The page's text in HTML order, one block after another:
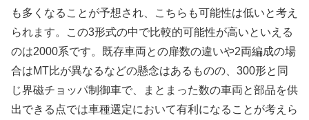
も多くなることが予想され、こちらも可能性は低いと考え
られます。この3形式の中で比較的可能性が高いといえる
のは2000系です。既存車両との扉数の違いや2両編成の場
合はMT比が異なるなどの懸念はあるものの、300形と同
じ界磁チョッパ制御車で、まとまった数の車両と部品を供
出できる点では車種選定において有利になることが考えら